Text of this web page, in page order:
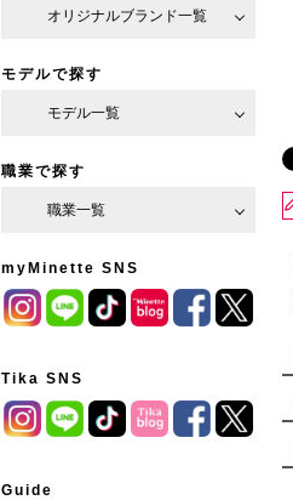
オリジナルブランド一覧
モデルで探す
モデル一覧
職業で探す
職業一覧
myMinette SNS
Tika SNS
Guide